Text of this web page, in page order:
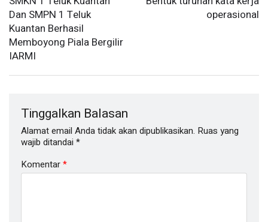
Dan SMPN 1 Teluk
Kuantan Berhasil
Memboyong Piala Bergilir
IARMI
operasional
Tinggalkan Balasan
Alamat email Anda tidak akan dipublikasikan. Ruas yang
wajib ditandai *
Komentar*